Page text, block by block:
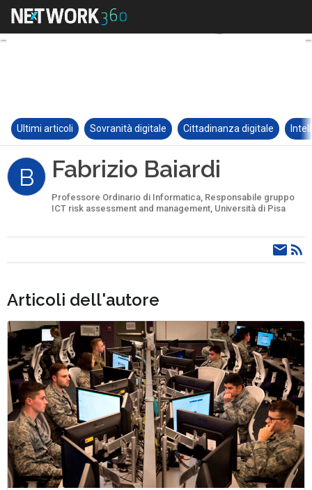
Ultimi articoli Sovranità digitale Cittadinanza digitale
B Fabrizio Baiardi
Professore Ordinario di Informatica, Responsabile gruppo
ICT risk assessment and management, Università di Pisa
Articoli dell'autore